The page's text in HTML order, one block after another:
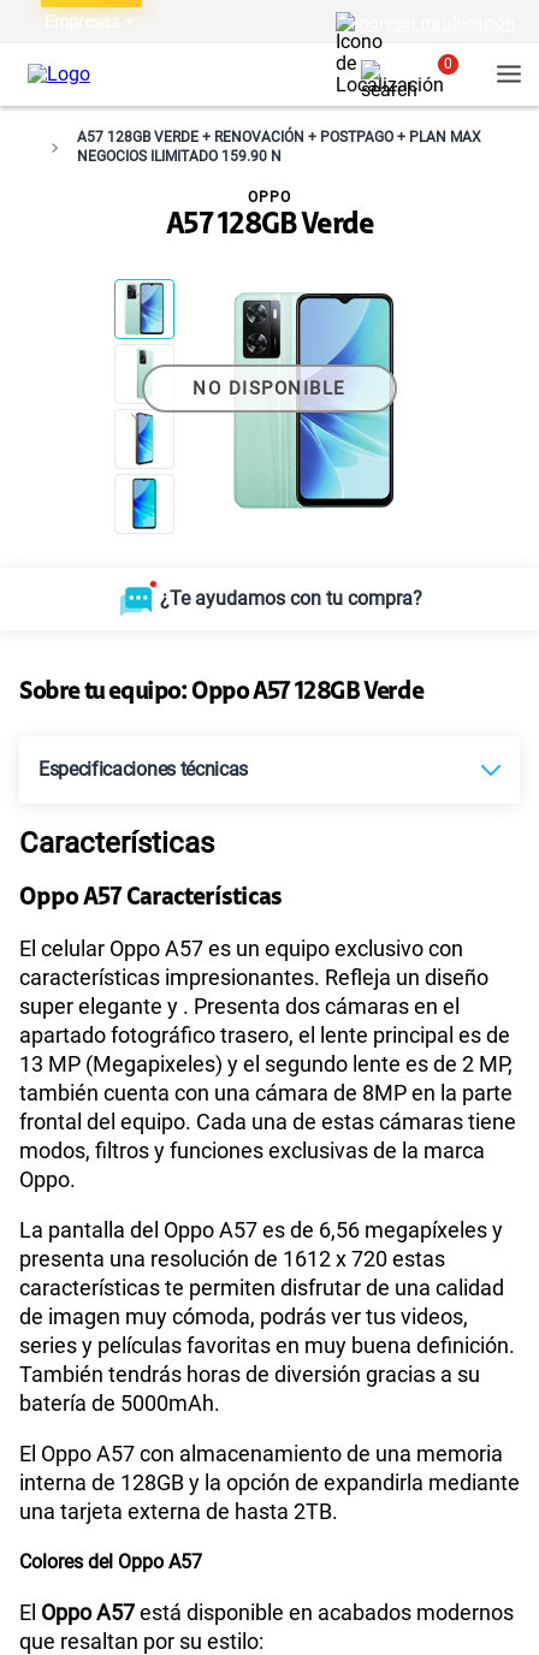
Empresas
0
A57 128GB VERDE + RENOVACIÓN + POSTPAGO + PLAN MAX
NEGOCIOS ILIMITADO 159.90 N
A57 128GB Verde
OPPO
NO DISPONIBLE
¿Te ayudamos con tu compra?
Sobre tu equipo:OppoA57 128GB Verde
Especificaciones técnicas
Sistema operativo
Procesador Mediatek MT6765
Tamaño de Pantalla 6,56"
WiFI Si
Peso 175g
Bluetooth
Cámara de fotos Principal
Cámara de fotos Frontal
Características
Oppo A57 Características
El celular Oppo A57 es un equipo exclusivo con
características impresionantes. Refleja un diseño
super elegante y . Presenta dos cámaras en el
apartado fotográfico trasero, el lente principal es de
13 MP (Megapixeles) y el segundo lente es de 2 MP,
también cuenta con una cámara de 8MP en la parte
frontal del equipo. Cada una de estas cámaras tiene
modos, filtros y funciones exclusivas de la marca
Oppo.
La pantalla del Oppo A57 es de 6,56 megapíxeles y
presenta una resolución de 1612 x 720 estas
características te permiten disfrutar de una calidad
de imagen muy cómoda, podrás ver tus videos,
series y películas favoritas en muy buena definición.
También tendrás horas de diversión gracias a su
batería de 5000mAh.
El Oppo A57 con almacenamiento de una memoria
interna de 128GB y la opción de expandirla mediante
una tarjeta externa de hasta 2TB.
Colores del Oppo A57
El Oppo A57está disponible en acabados modernos
que resaltan por su estilo: